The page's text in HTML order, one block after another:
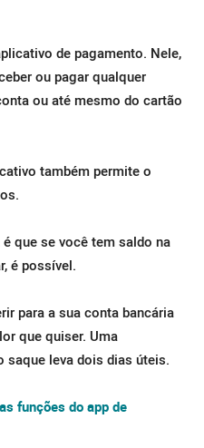
de pagamento. Nele,
ou pagar qualquer
ou até mesmo do cartão
também permite o
que se você tem saldo na
é possível.
para a sua conta bancária
que quiser. Uma
saque leva dois dias úteis.
funções do app de